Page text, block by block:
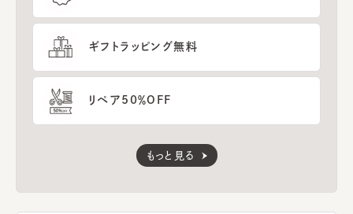
ギフトラッピング無料
リペア50％OFF
もっと見る